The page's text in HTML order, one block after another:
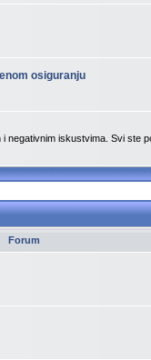
osiguranju
i negativnim iskustvima. Svi ste
Forum